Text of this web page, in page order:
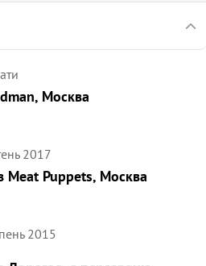
Москва
2017
Puppets, Москва
2015